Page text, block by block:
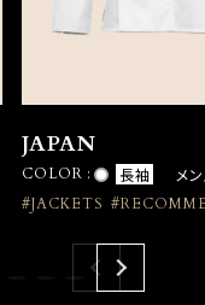
JAPAN
COLOR : 長袖 メ
#JACKETS